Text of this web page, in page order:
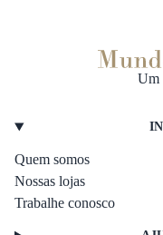
Um
Quem somos
Nossas lojas
Trabalhe conosco